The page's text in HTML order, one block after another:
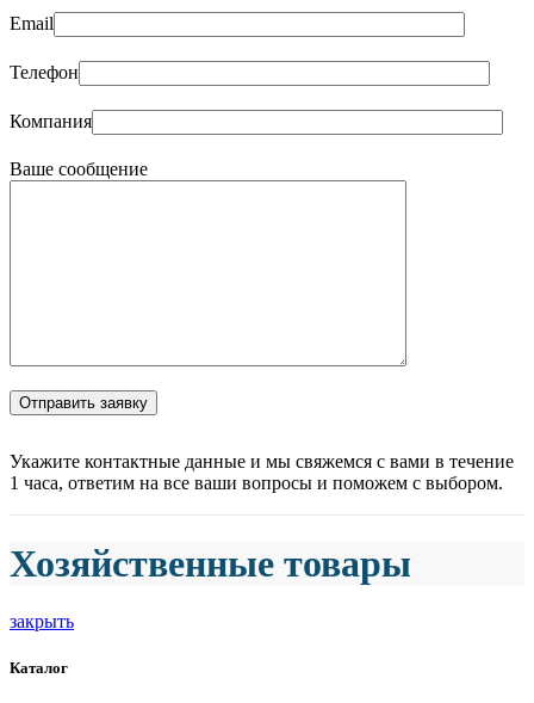
Email
Телефон
Компания
Ваше сообщение
Укажите контактные данные и мы свяжемся с вами в течение
1 часа, ответим на все ваши вопросы и поможем с выбором.
Хозяйственные товары
закрыть
Каталог